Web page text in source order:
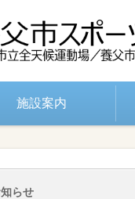
施設案内
お知らせ